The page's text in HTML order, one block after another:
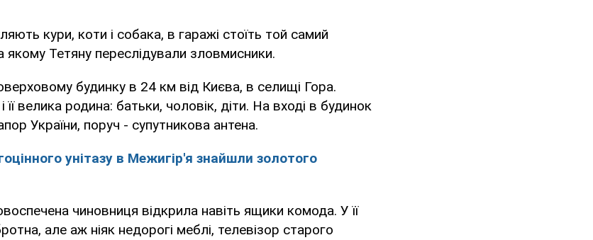
кури, коти і собака, в гаражі стоїть той самий
Тетяну переслідували зловмисники.
будинку в 24 км від Києва, в селищі Гора.
велика родина: батьки, чоловік, діти. На вході в будинок
України, поруч - супутникова антена.
унітазу в Межигір'я знайшли золотого
чиновниця відкрила навіть ящики комода. У її
але аж ніяк недорогі меблі, телевізор старого